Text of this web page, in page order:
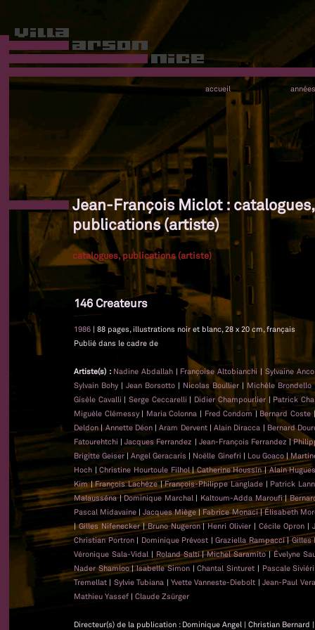
accueil années
Jean-François Miclot : catalogues,
publications (artiste)
catalogues, publications (artiste)
146 Createurs
1986 | 88 pages, illustrations noir et blanc, 28 x 20 cm, français
Publié dans le cadre de
Artiste(s) : Nadine Abdallah| Françoise Altobianchi |Sylvaine
Sylvain Bohy| Jean Borsotto | Nicolas Boullier | Michèle Brondello
Gisèle Cavalli |Serge Ceccarelli | Didier Champourlier| Patrick
Miguèle Clémessy| Maria Colonna | Fred Condom|Bernard Coste
Deldon|Annette Déon|Aram Dervent|Alain Diracca | Bernard
Fatourehtchi |Jacques Ferrandez | Jean-François Ferrandez|
Brigitte Geiser|Angel Geracaris | Noëlle Ginefri | Lou Goaco|
Hoch |Christine Hourtoule Filhol|Catherine Houssin|Alain
Kim|François Lachéze|François-Philippe Langlade| Patrick
Malausséna|Dominique Marchal | Kaltoum-Adda Maroufi|
Pascal Midavaine |Jacques Miège|Fabrice Monaci|Élisabeth
|Gilles Nifenecker|Bruno Nugeron|Henri Olivier |Cécile Opron|
Christian Portron| Dominique Prévost |Graziella Rampacci|Gilles
Véronique Sala-Vidal | Roland Salti|Michel Saramito|Évelyne
Nader Shamloo|Isabelle Simon|Chantal Sinturet | Pascale Siviéri
Tremellat | Sylvie Tubiana | Yvette Vanneste-Diebolt |Jean-Paul
Mathieu Yassef | Claude Zsürger
Directeur(s) de la publication : Dominique Angel | Christian